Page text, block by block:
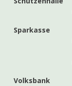
Sparkasse
Volksbank